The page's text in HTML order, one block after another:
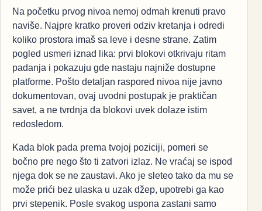
Na početku prvog nivoa nemoj odmah krenuti pravo
naviše. Najpre kratko proveri odziv kretanja i odredi
koliko prostora imaš sa leve i desne strane. Zatim
pogled usmeri iznad lika: prvi blokovi otkrivaju ritam
padanja i pokazuju gde nastaju najniže dostupne
platforme. Pošto detaljan raspored nivoa nije javno
dokumentovan, ovaj uvodni postupak je praktičan
savet, a ne tvrdnja da blokovi uvek dolaze istim
redosledom.
Kada blok pada prema tvojoj poziciji, pomeri se
bočno pre nego što ti zatvori izlaz. Ne vraćaj se ispod
njega dok se ne zaustavi. Ako je sleteo tako da mu se
može prići bez ulaska u uzak džep, upotrebi ga kao
prvi stepenik. Posle svakog uspona zastani samo